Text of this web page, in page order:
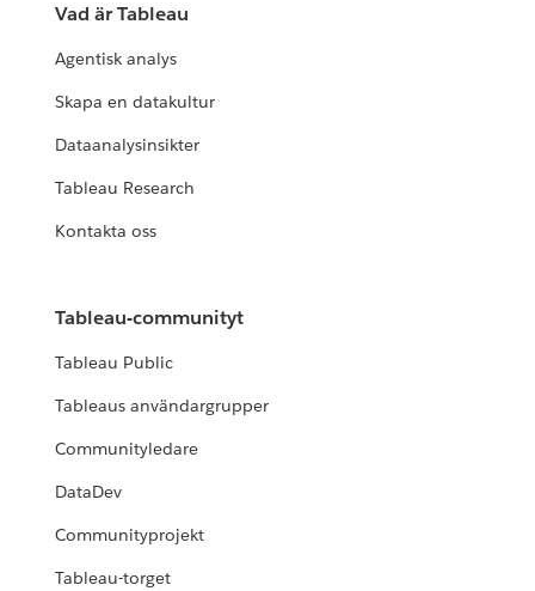
Vad är Tableau
Agentisk analys
Skapa en datakultur
Dataanalysinsikter
Tableau Research
Kontakta oss
Tableau-communityt
Tableau Public
Tableaus användargrupper
Communityledare
DataDev
Communityprojekt
Tableau-torget